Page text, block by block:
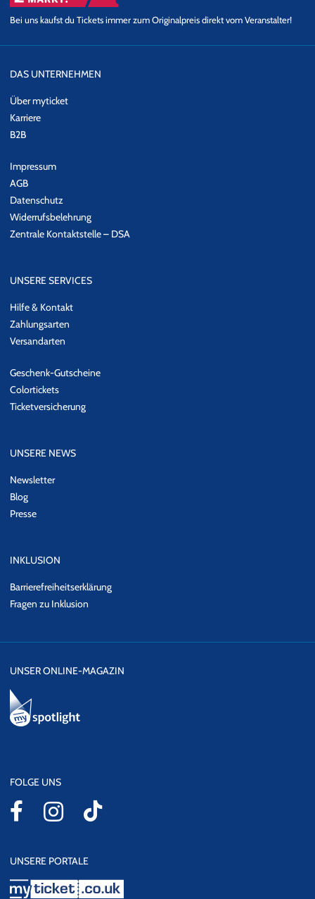
Bei uns kaufst du Tickets immer zum Originalpreis direkt vom Veranstalter!
DAS UNTERNEHMEN
Über myticket
Karriere
B2B
Impressum
AGB
Datenschutz
Widerrufsbelehrung
Zentrale Kontaktstelle – DSA
UNSERE SERVICES
Hilfe & Kontakt
Zahlungsarten
Versandarten
Geschenk-Gutscheine
Colortickets
Ticketversicherung
UNSERE NEWS
Newsletter
Blog
Presse
INKLUSION
Barrierefreiheitserklärung
Fragen zu Inklusion
UNSER ONLINE-MAGAZIN
FOLGE UNS
UNSERE PORTALE